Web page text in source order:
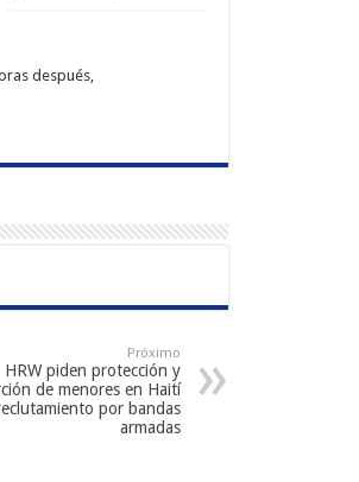
después,
Próximo
HRW piden protección y
de menores en Haití
por bandas
armadas